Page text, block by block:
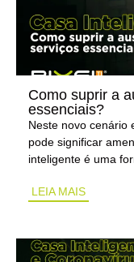
Como suprir a
essenciais?
Neste novo cenário
pode significar
inteligente é uma
LEIA MAIS